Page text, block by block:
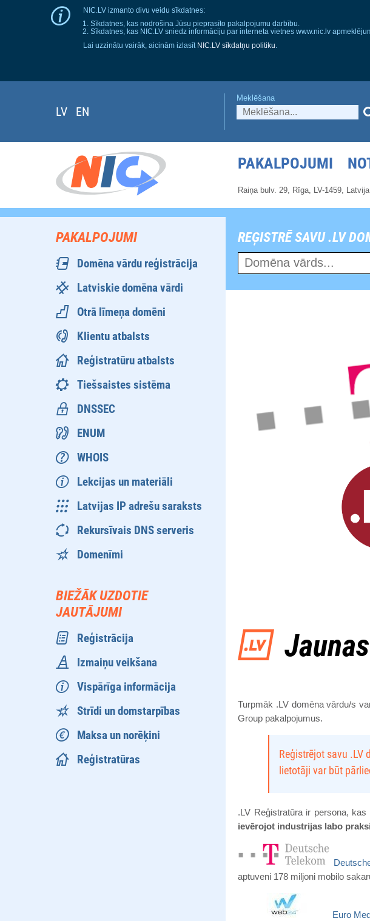
NIC.LV izmanto divu veidu sīkdatnes:
Sīkdatnes, kas nodrošina Jūsu pieprasīto pakalpojumu darbību.
Sīkdatnes, kas NIC.LV sniedz informāciju par interneta vietnes www.nic.lv
Lai uzzinātu vairāk, aicinām izlasīt NIC.LV sīkdatņu politiku
LV EN
Meklēšana
PAKALPOJUMI
Raiņa bulv. 29, Rīga, LV-1459, Latvija
REĢISTRĒ SAVU .LV
PAKALPOJUMI
Domēna vārdu reģistrācija
Latviskie domēna vārdi
Otrā līmeņa domēni
Klientu atbalsts
Reģistratūru atbalsts
Tiešsaistes sistēma
DNSSEC
ENUM
WHOIS
Lekcijas un materiāli
Latvijas IP adrešu saraksts
Rekursīvais DNS serveris
Domenīmi
BIEŽĀK UZDOTIE
JAUTĀJUMI
Reģistrācija
Izmaiņu veikšana
Vispārīga informācija
Strīdi un domstarpības
Maksa un norēķini
Reģistratūras
Turpmāk .LV domēna vārdu/s
Group pakalpojumus.
Reģistrējot savu .LV
lietotāji var būt
.LV Reģistratūra ir persona,
ievērojot industrijas labo
aptuveni 178 miljoni mobilo
Euro